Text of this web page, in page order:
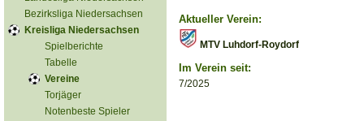
Bezirksliga Niedersachsen
Kreisliga Niedersachsen
Spielberichte
Tabelle
Vereine
Torjäger
Notenbeste Spieler
Aktueller Verein:
MTV Luhdorf-Roydorf
Im Verein seit:
7/2025